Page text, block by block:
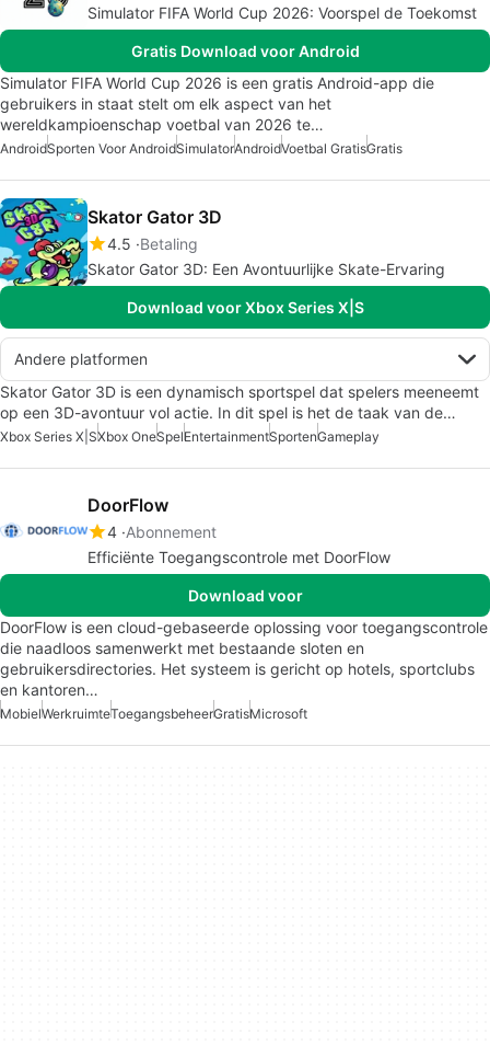
Simulator FIFA World Cup 2026: Voorspel de Toekomst
Gratis Download voor Android
Simulator FIFA World Cup 2026 is een gratis Android-app die
gebruikers in staat stelt om elk aspect van het
wereldkampioenschap voetbal van 2026 te…
AndroidSporten Voor AndroidSimulatorAndroidVoetbal GratisGratis
Skator Gator 3D
4.5 Betaling
Skator Gator 3D: Een Avontuurlijke Skate-Ervaring
Download voor Xbox Series X|S
Andere platformen
Skator Gator 3D is een dynamisch sportspel dat spelers meeneemt
op een 3D-avontuur vol actie. In dit spel is het de taak van de…
Xbox Series X|SXbox OneSpelEntertainmentSportenGameplay
DoorFlow
4 Abonnement
Efficiënte Toegangscontrole met DoorFlow
Download voor
DoorFlow is een cloud-gebaseerde oplossing voor toegangscontrole
die naadloos samenwerkt met bestaande sloten en
gebruikersdirectories. Het systeem is gericht op hotels, sportclubs
en kantoren…
MobielWerkruimteToegangsbeheerGratisMicrosoft